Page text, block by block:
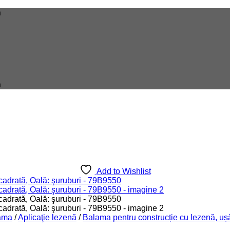
Add to Wishlist
/Aplicaţie lezenă / Balama pentru construcție cu lezenă,